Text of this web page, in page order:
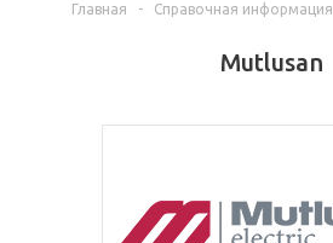
Главная - Справочная информация
Mutlusan